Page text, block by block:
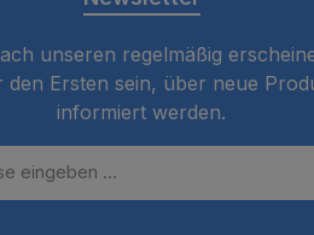
die DS6: G1x2, G2, G4,
P1, E1)Größe: B155mm x
T168mm x H80mm
Gewicht; 0,6 kg (nur
Scaler-Spitzen)
unseren regelmäßig
den Ersten sein, über neue
informiert werden.